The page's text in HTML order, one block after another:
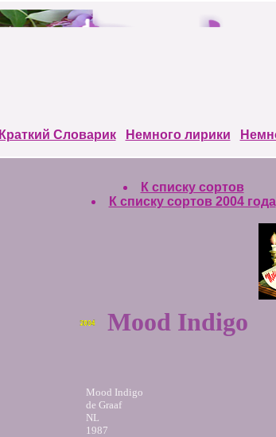
Краткий Cловарик Немного лирики
К списку сортов
К списку сортов 2004 года
Mood Indigo
Mood Indigo
de Graaf
NL
1987